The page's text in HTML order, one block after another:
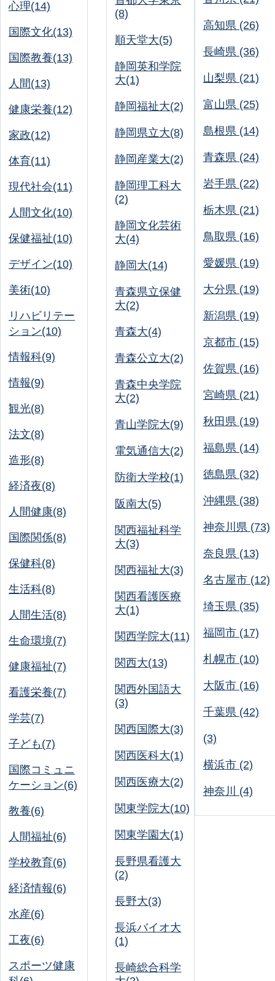
心理(14)
国際文化(13)
国際教養(13)
人間(13)
健康栄養(12)
家政(12)
体育(11)
現代社会(11)
人間文化(10)
保健福祉(10)
デザイン(10)
美術(10)
リハビリテー
ション(10)
情報科(9)
情報(9)
観光(8)
法文(8)
造形(8)
経済夜(8)
人間健康(8)
国際関係(8)
保健科(8)
生活科(8)
人間生活(8)
生命環境(7)
健康福祉(7)
看護栄養(7)
学芸(7)
子ども(7)
国際コミュニ
ケーション(6)
教養(6)
人間福祉(6)
学校教育(6)
経済情報(6)
水産(6)
工夜(6)
スポーツ健康
(8)
順天堂大(5)
静岡英和学院
大(1)
静岡福祉大(2)
静岡県立大(8)
静岡産業大(2)
静岡理工科大
(2)
静岡文化芸術
大(4)
静岡大(14)
青森県立保健
大(2)
青森大(4)
青森公立大(2)
青森中央学院
大(2)
青山学院大(9)
電気通信大(2)
防衛大学校(1)
阪南大(5)
関西福祉科学
大(3)
関西福祉大(3)
関西看護医療
大(1)
関西学院大(11)
関西大(13)
関西外国語大
(3)
関西国際大(3)
関西医科大(1)
関西医療大(2)
関東学院大(10)
関東学園大(1)
長野県看護大
(2)
長野大(3)
長浜バイオ大
(1)
長崎総合科学
高知県 (26)
長崎県 (36)
山梨県 (21)
富山県 (25)
島根県 (14)
青森県 (24)
岩手県 (22)
栃木県 (21)
鳥取県 (16)
愛媛県 (19)
大分県 (19)
新潟県 (19)
京都市 (15)
佐賀県 (16)
宮崎県 (21)
秋田県 (19)
福島県 (14)
徳島県 (32)
沖縄県 (38)
神奈川県 (73)
奈良県 (13)
名古屋市 (12)
埼玉県 (35)
福岡市 (17)
札幌市 (10)
大阪市 (16)
千葉県 (42)
(3)
横浜市 (2)
神奈川 (4)